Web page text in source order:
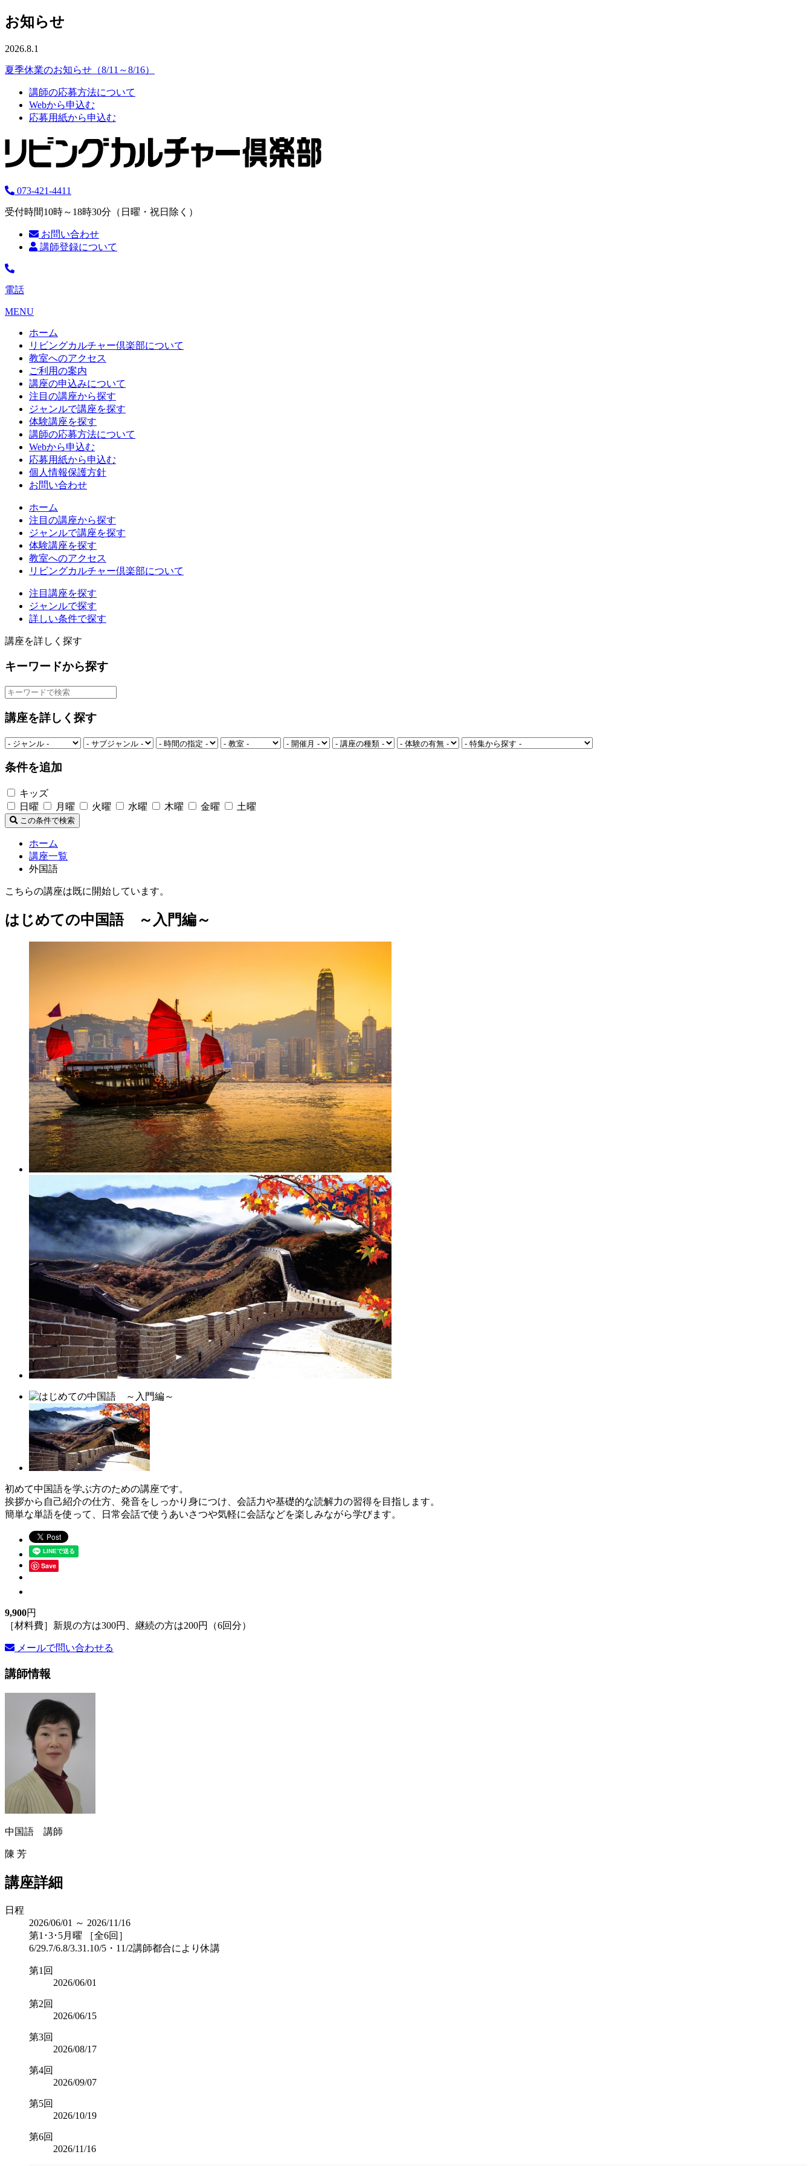
お知らせ
2026.8.1
夏季休業のお知らせ（8/11～8/16）
講師の応募方法について
Webから申込む
応募用紙から申込む
073-421-4411
受付時間10時～18時30分（日曜・祝日除く）
お問い合わせ
講師登録について
電話
MENU
ホーム
リビングカルチャー倶楽部について
教室へのアクセス
ご利用の案内
講座の申込みについて
注目の講座から探す
ジャンルで講座を探す
体験講座を探す
講師の応募方法について
Webから申込む
応募用紙から申込む
個人情報保護方針
お問い合わせ
ホーム
注目の講座から探す
ジャンルで講座を探す
体験講座を探す
教室へのアクセス
リビングカルチャー倶楽部について
注目講座を探す
ジャンルで探す
詳しい条件で探す
講座を詳しく探す
キーワードから探す
講座を詳しく探す
条件を追加
キッズ
日曜
月曜 火曜 水曜 木曜 金曜 土曜
この条件で検索
ホーム
講座一覧
外国語
こちらの講座は既に開始しています。
はじめての中国語 ～入門編～
初めて中国語を学ぶ方のための講座です。
挨拶から自己紹介の仕方、発音をしっかり身につけ、会話力や基礎的な読解力の習得を目指します。
簡単な単語を使って、日常会話で使うあいさつや気軽に会話などを楽しみながら学びます。
Save
9,900円
［材料費］新規の方は300円、継続の方は200円（6回分）
メールで問い合わせる
講師情報
中国語 講師
陳 芳
講座詳細
日程
2026/06/01 ～ 2026/11/16
第1･3･5月曜 ［全6回］
6/29.7/6.8/3.31.10/5・11/2講師都合により休講
第1回
2026/06/01
第2回
2026/06/15
第3回
2026/08/17
第4回
2026/09/07
第5回
2026/10/19
第6回
2026/11/16